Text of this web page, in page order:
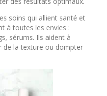
soins qui allient santé et
à toutes les envies :
sérums. Ils aident à
de la texture ou dompter